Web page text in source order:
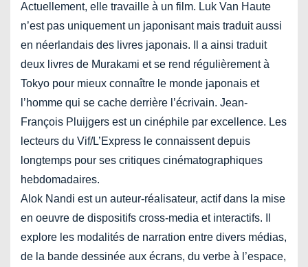
Actuellement, elle travaille à un film. Luk Van Haute
n’est pas uniquement un japonisant mais traduit aussi
en néerlandais des livres japonais. Il a ainsi traduit
deux livres de Murakami et se rend régulièrement à
Tokyo pour mieux connaître le monde japonais et
l’homme qui se cache derrière l’écrivain. Jean-
François Pluijgers est un cinéphile par excellence. Les
lecteurs du Vif/L’Express le connaissent depuis
longtemps pour ses critiques cinématographiques
hebdomadaires.
Alok Nandi est un auteur-réalisateur, actif dans la mise
en oeuvre de dispositifs cross-media et interactifs. Il
explore les modalités de narration entre divers médias,
de la bande dessinée aux écrans, du verbe à l’espace,